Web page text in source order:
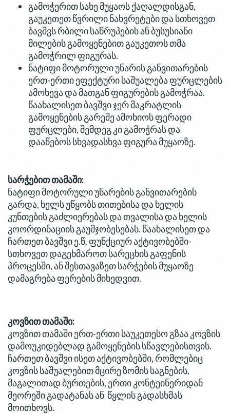
გამოჭერით სახე მუყაოს ქაღალდისგან,
გაუკეთეთ წვრილი ნახვრეტები და სთხოვეთ
ბავშვს რბილი საწრუპების ან ბუსუსიანი
მილების გამოყენებით გაუკეთოს თმა
გამოჭრილ ფიგურას.
ნატიფი მოტორული უნარის განვითარების
ერთ-ერთი ეფექტური საშუალება ფურცლების
ამოხევა და მათგან ფიგურების გამოჭრაა.
წაახალისეთ ბავშვი ჯერ მაკრატლის
გამოყენების გარეშე ამოხიოს ფერადი
ფურცლები, შემდეგ კი გამოჭრას და
დააწებოს სხვადასხვა ფიგურა მუყაოზე.
სარჭებით თამაში:
ნატიფი მოტორული უნარების განვითარების
გარდა, ხელს უწყობს თითებისა და ხელის
კუნთების გაძლიერებას და თვალისა და ხელის
კოორდინაციის გაუმჯობესებას. წაახალისეთ და
ჩართეთ ბავშვი ე.წ. ფუნქციურ აქტივობებში-
სთხოვეთ დაგეხმაროთ სარეცხის გაფენის
პროცესში, ან შესთავაზეთ სარჭების მუყაოზე
დამაგრება ფერების მიხედვით.
კოვზით თამაში:
კოვზით თამაში ერთ-ერთი საუკეთესო გზაა კოვზის
დამოუკიდებლად გამოყენების სწავლებისთვის.
ჩართეთ ბავშვი ისეთ აქტივობებში, რომლებიც
კოვზის საშუალებით მცირე ზომის საგნების,
მაგალითად ბურთების, ერთი კონტეინერიდან
მეორეში გადატანას ან წყლის გადასხმას
მოითხოვს.